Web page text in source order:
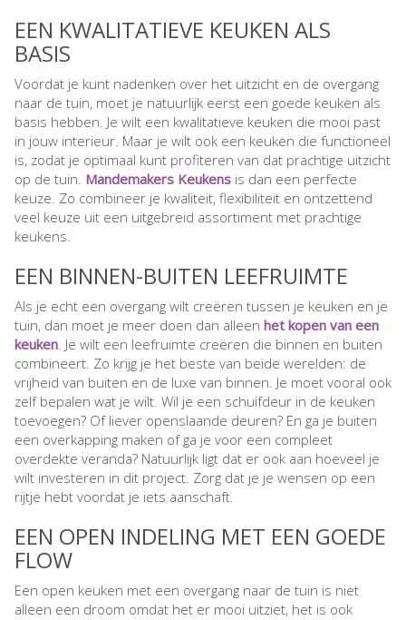
EEN KWALITATIEVE KEUKEN ALS
BASIS
Voordat je kunt nadenken over het uitzicht en de overgang
naar de tuin, moet je natuurlijk eerst een goede keuken als
basis hebben. Je wilt een kwalitatieve keuken die mooi past
in jouw interieur. Maar je wilt ook een keuken die functioneel
is, zodat je optimaal kunt profiteren van dat prachtige uitzicht
op de tuin. Mandemakers Keukens is dan een perfecte
keuze. Zo combineer je kwaliteit, flexibiliteit en ontzettend
veel keuze uit een uitgebreid assortiment met prachtige
keukens.
EEN BINNEN-BUITEN LEEFRUIMTE
Als je echt een overgang wilt creëren tussen je keuken en je
tuin, dan moet je meer doen dan alleen het kopen van een
keuken . Je wilt een leefruimte creëren die binnen en buiten
combineert. Zo krijg je het beste van beide werelden: de
vrijheid van buiten en de luxe van binnen. Je moet vooral ook
zelf bepalen wat je wilt. Wil je een schuifdeur in de keuken
toevoegen? Of liever openslaande deuren? En ga je buiten
een overkapping maken of ga je voor een compleet
overdekte veranda? Natuurlijk ligt dat er ook aan hoeveel je
wilt investeren in dit project. Zorg dat je je wensen op een
rijtje hebt voordat je iets aanschaft.
EEN OPEN INDELING MET EEN GOEDE
FLOW
Een open keuken met een overgang naar de tuin is niet
alleen een droom omdat het er mooi uitziet, het is ook